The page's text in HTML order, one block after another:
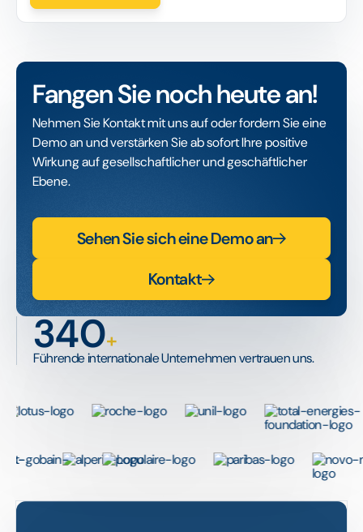
Fangen Sie noch heute an!
Nehmen Sie Kontakt mit uns auf oder fordern Sie eine
Demo an und verstärken Sie ab sofort Ihre positive
Wirkung auf gesellschaftlicher und geschäftlicher
Ebene.
Sehen Sie sich eine Demo an
Kontakt
340+
Führende internationale Unternehmen vertrauen uns.